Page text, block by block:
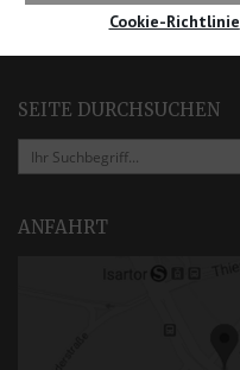
Cookie-Richtlinie
SEITE DURCHSUCHEN
ANFAHRT